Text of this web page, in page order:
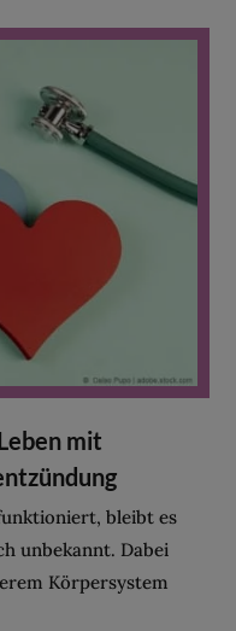
mit
bleibt es
unbekannt. Dabei
Körpersystem